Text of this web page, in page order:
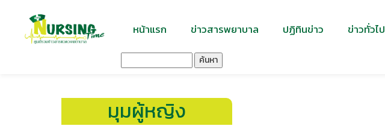
หน้าแรก ข่าวสารพยาบาล ปฏิทินข่าว ข่าวทั่วไป
ค้นหา
มุมผู้หญิง